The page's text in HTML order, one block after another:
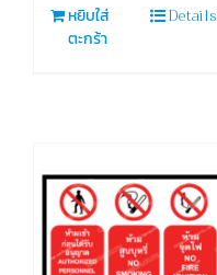
หยิบใส่
ตะกร้า
Details